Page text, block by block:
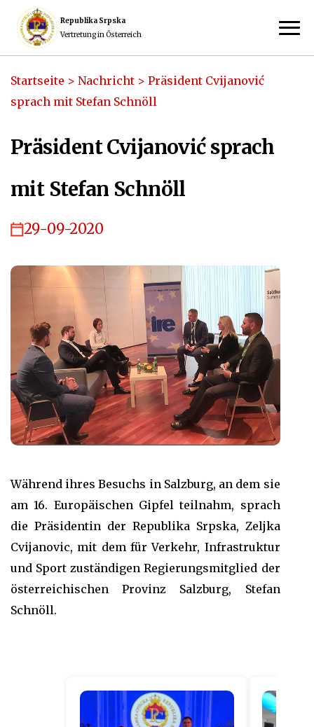
Republika Srpska
Vertretung in Österreich
Startseite > Nachricht > Präsident Cvijanović
sprach mit Stefan Schnöll
Präsident Cvijanović sprach
mit Stefan Schnöll
29-09-2020
Während ihres Besuchs in Salzburg, an dem sie
am 16. Europäischen Gipfel teilnahm, sprach
die Präsidentin der Republika Srpska, Zeljka
Cvijanovic, mit dem für Verkehr, Infrastruktur
und Sport zuständigen Regierungsmitglied der
österreichischen Provinz Salzburg, Stefan
Schnöll.